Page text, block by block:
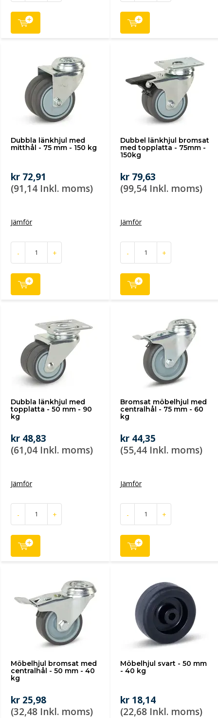
Dubbla länkhjul med
mitthål - 75 mm - 150 kg
kr 72,91
(91,14 Inkl. moms)
Jämför
- +
Dubbel länkhjul bromsat
med topplatta - 75mm -
150kg
kr 79,63
(99,54 Inkl. moms)
Jämför
- +
Dubbla länkhjul med
topplatta - 50 mm - 90
kg
kr 48,83
(61,04 Inkl. moms)
Jämför
- +
Bromsat möbelhjul med
centralhål - 75 mm - 60
kg
kr 44,35
(55,44 Inkl. moms)
Jämför
- +
Möbelhjul bromsat med
centralhål - 50 mm - 40
kg
kr 25,98
(32,48 Inkl. moms)
Möbelhjul svart - 50 mm
- 40 kg
kr 18,14
(22,68 Inkl. moms)